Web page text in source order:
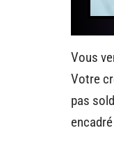
Vous
Votre
pas